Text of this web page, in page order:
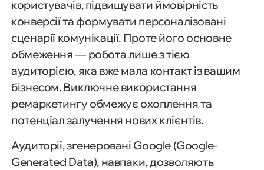
користувачів, підвищувати ймовірність
конверсії та формувати персоналізовані
сценарії комунікації. Проте його основне
обмеження — робота лише з тією
аудиторією, яка вже мала контакт із вашим
бізнесом. Виключне використання
ремаркетингу обмежує охоплення та
потенціал залучення нових клієнтів.
Аудиторії, згенеровані Google (Google-
Generated Data), навпаки, дозволяють